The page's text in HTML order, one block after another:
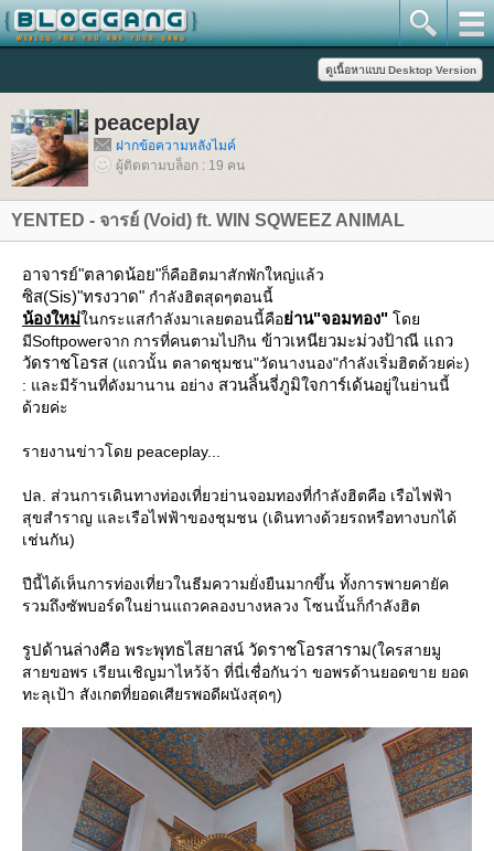
peaceplay
ฝากข้อความหลังไมค์
ผู้ติดตามบล็อก : 19 คน
YENTED - จารย์ (Void) ft. WIN SQWEEZ ANIMAL
อาจารย์"ตลาดน้อย"ก็คือฮิตมาสักพักใหญ่แล้ว
ซิส(Sis)"ทรงวาด" กำลังฮิตสุดๆตอนนี้
น้องใหม่นกระแสกำลังมาเลยตอนนี้คือ่าน"จอมทอง" ด
มีSoftpowerจาก การที่คนตามไปกิน ข้าวเหนียวมะม่วงป้าณี แถว
วัดราชโอรส (แถวนั้น ตลาดชุมชน"วัดนางนอง"กำลังเริ่มฮิตด้วยค่ะ)
: และมีร้านที่ดังมานาน อย่าง สวนลิ้นจี่ภูมิใจการ์เด้นอยู่ในย่านนี้
ด้วยค่ะ
รายงานข่าวโดย peaceplay...
ปล. ส่วนการเดินทางท่องเที่ยวย่านจอมทองที่กำลังฮิตคือ เรือไฟฟ้า
สุขสำราญ และเรือไฟฟ้าของชุมชน (เดินทางด้วยรถหรือทางบกได้
เช่นกัน)
ปีนี้ได้เห็นการท่องเที่ยวในธีมความยั่งยืนมากขึ้น ทั้งการพายคายัค
รวมถึงซัพบอร์ดในย่านแถวคลองบางหลวง โซนนั้นก็กำลังฮิต
รูปด้านล่างคือ พระพุทธไสยาสน์ วัดราชโอรสาราม(ใครสายมู
สายขอพร เรียนเชิญมาไหว้จ้า ที่นี่เชื่อกันว่า ขอพรด้านยอดขาย ยอด
ทะลุเป้า สังเกตที่ยอดเศียรพอดีผนังสุดๆ)